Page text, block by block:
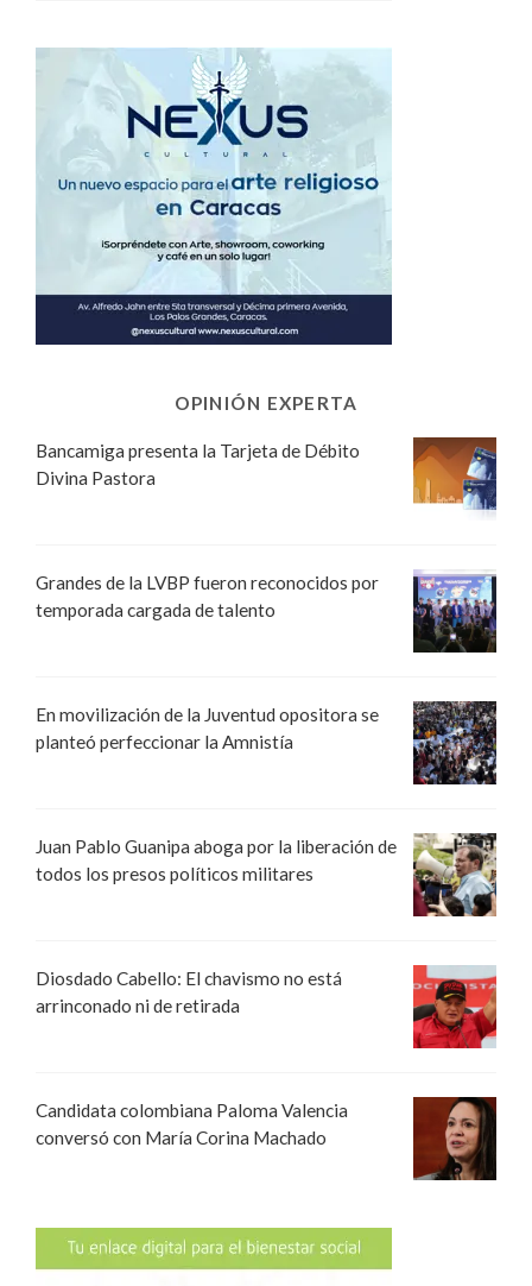
OPINIÓN EXPERTA
Bancamiga presenta la Tarjeta de Débito
Divina Pastora
Grandes de la LVBP fueron reconocidos por
temporada cargada de talento
En movilización de la Juventud opositora se
planteó perfeccionar la Amnistía
Juan Pablo Guanipa aboga por la liberación de
todos los presos políticos militares
Diosdado Cabello: El chavismo no está
arrinconado ni de retirada
Candidata colombiana Paloma Valencia
conversó con María Corina Machado